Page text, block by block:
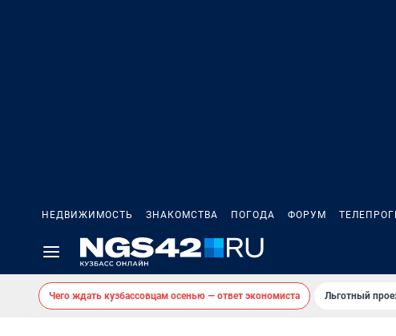
НЕДВИЖИМОСТЬ ЗНАКОМСТВА ПОГОДА ФОРУМ
Чего ждать кузбассовцам осенью — ответ экономиста Льготный